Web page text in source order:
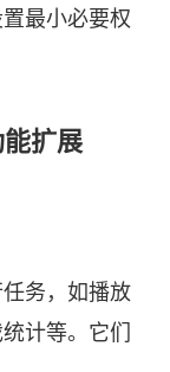
最小必要权
扩展
务，如播放
计等。它们